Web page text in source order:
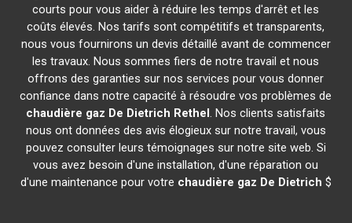
courts pour vous aider à réduire les temps d'arrêt et les
coûts élevés. Nos tarifs sont compétitifs et transparents,
nous vous fournirons un devis détaillé avant de commencer
les travaux. Nous sommes fiers de notre travail et nous
offrons des garanties sur nos services pour vous donner
confiance dans notre capacité à résoudre vos problèmes de
chaudière gaz De Dietrich Rethel. Nos clients satisfaits
nous ont données des avis élogieux sur notre travail, vous
pouvez consulter leurs témoignages sur notre site web. Si
vous avez besoin d'une installation, d'une réparation ou
d'une maintenance pour votre chaudière gaz De Dietrich $